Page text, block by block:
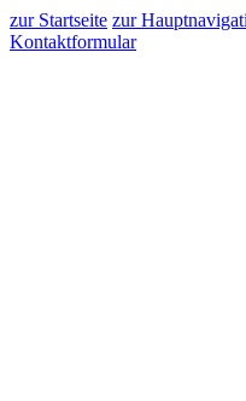
zur Startseite zur
Kontaktformular